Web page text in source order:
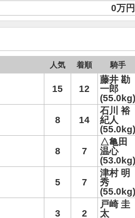
0万円
人気 着順 騎手
15 12
藤井 勘
一郎
(55.0kg)
8 14
石川 裕
紀人
(55.0kg)
8 7
△亀田
温心
(53.0kg)
5 7
津村 明
秀
(55.0kg)
3 2
戸崎 圭
太